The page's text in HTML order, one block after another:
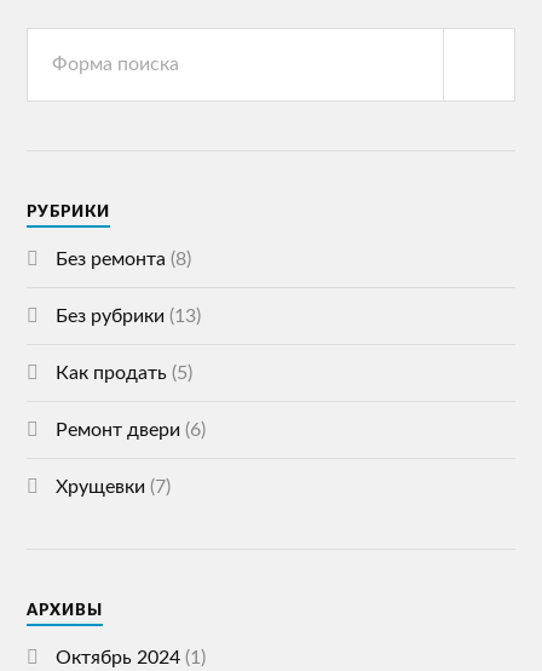
РУБРИКИ
Без ремонта (8)
Без рубрики (13)
Как продать (5)
Ремонт двери (6)
Хрущевки (7)
АРХИВЫ
Октябрь 2024 (1)